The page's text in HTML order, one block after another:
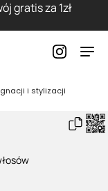
gratis za 1zł
i stylizacji